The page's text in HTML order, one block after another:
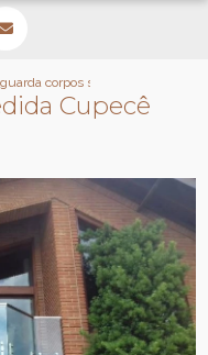
sacada
guarda corpos sob medida cupece
Cupecê